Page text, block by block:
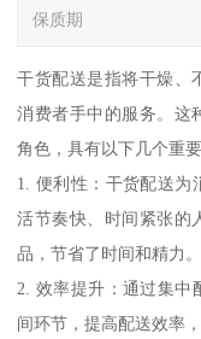
保质期
干货配送是指将干燥、
消费者手中的服务。这
角色，具有以下几个重要
1. 便利性：干货配送为
活节奏快、时间紧张的
品，节省了时间和精力。
2. 效率提升：通过集中
间环节，提高配送效率